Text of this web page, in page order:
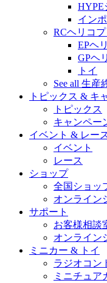
HYPE
イン
RCヘリコ
EPヘ
GPヘ
トイ
See all 生産
トピックス & キ
トピックス
キャンペー
イベント & レー
イベント
レース
ショップ
全国ショッ
オンライン
サポート
お客様相談
オンライン
ミニカー & トイ
ラジオコン
ミニチュア